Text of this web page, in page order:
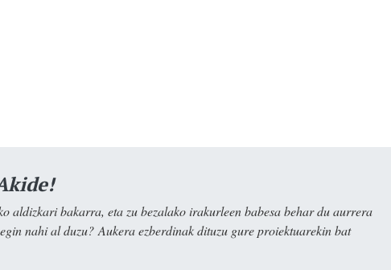
aldizkari bakarra, eta zu bezalako irakurleen babesa behar du aurrera
nahi al duzu? Aukera ezberdinak dituzu gure proiektuarekin bat